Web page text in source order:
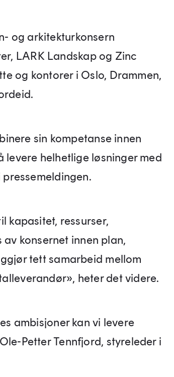
og arkitekturkonsern
LARK Landskap og Zinc
og kontorer i Oslo, Drammen,
sin kompetanse innen
helhetlige løsninger med
kapasitet, ressurser,
konsernet innen plan,
tett samarbeid mellom
heter det videre.
ambisjoner kan vi levere
Petter Tennfjord, styreleder i